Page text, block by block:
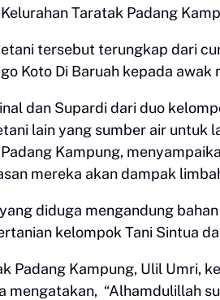
Taratak Padang
tersebut terungkap dari
Koto Di Baruah kepada awak
dan Supardi dari duo
lain yang sumber air untuk
Kampung,
mereka akan dampak
diduga mengandung
kelompok Tani Sintua
Padang Kampung, Ulil Umri,
mengatakan, “Alhamdulillah